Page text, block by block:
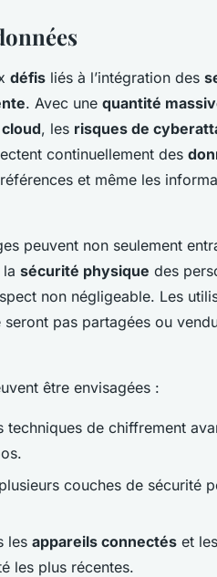
défis liés à l’intégration des
. Avec une quantité
cloud, les risques de
continuellement des
et même les
peuvent non seulement
sécurité physique des
non négligeable. Les
seront pas partagées ou
être envisagées :
techniques de chiffrement
couches de sécurité
les appareils connectés et les
les plus récentes.